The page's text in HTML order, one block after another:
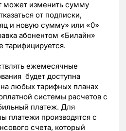
может изменить сумму
от подписки,
и новую сумму» или «0»
абонентом «Билайн»
тарифицируется.
ежемесячные
будет доступна
любых тарифных планах
системы расчетов с
платеж. Для
платежи производятся с
счета, который